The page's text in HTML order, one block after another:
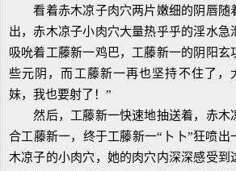
看着赤木凉子肉穴两片嫩细的阴唇随
出，赤木凉子小肉穴大量热乎乎的淫水急
吸吮着工藤新一鸡巴，工藤新一的阴阳玄
些元阴，而工藤新一再也坚持不住了，
妹，我也要射了！”
然后，工藤新一快速地抽送着，赤木
合工藤新一，终于工藤新一“卜卜”狂喷出
木凉子的小肉穴，她的肉穴内深深感受到